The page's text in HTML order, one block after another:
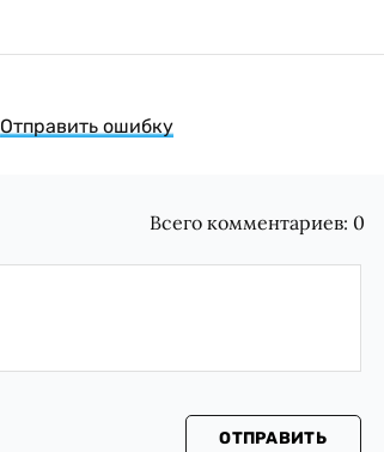
Отправить ошибку
Всего комментариев: 0
ОТПРАВИТЬ